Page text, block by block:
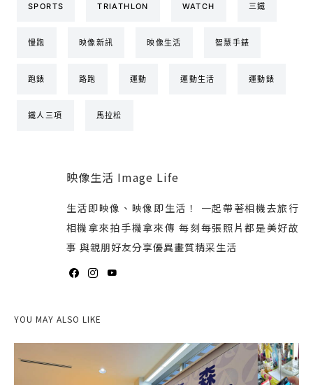
SPORTS TRIATHLON WATCH 三鐵
慢跑 映像新訊 映像生活 智慧手錶
跑錶 路跑 運動 運動生活 運動錶
鐵人三項 馬拉松
映像生活 Image Life
生活即映像、映像即生活！ 一起帶著相機去旅行
相機拿來拍手機拿來傳 每刻每張照片都是美好故
事 與親朋好友分享優異畫質精采生活
YOU MAY ALSO LIKE